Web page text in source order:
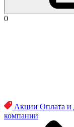
0
Акции Оплата и
компании